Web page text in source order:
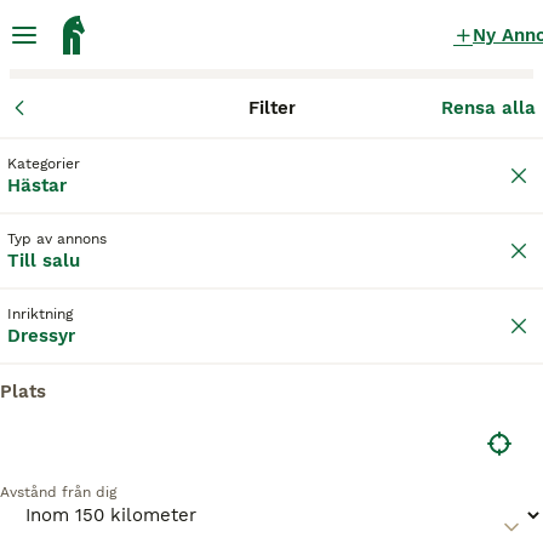
Ny
Filter Rensa alla
Kategorier
Hästar
Typ av annons
Till salu
Inriktning
Dressyr
Plats
Avstånd från dig
Dressyrhästar till salu
Spara sökning